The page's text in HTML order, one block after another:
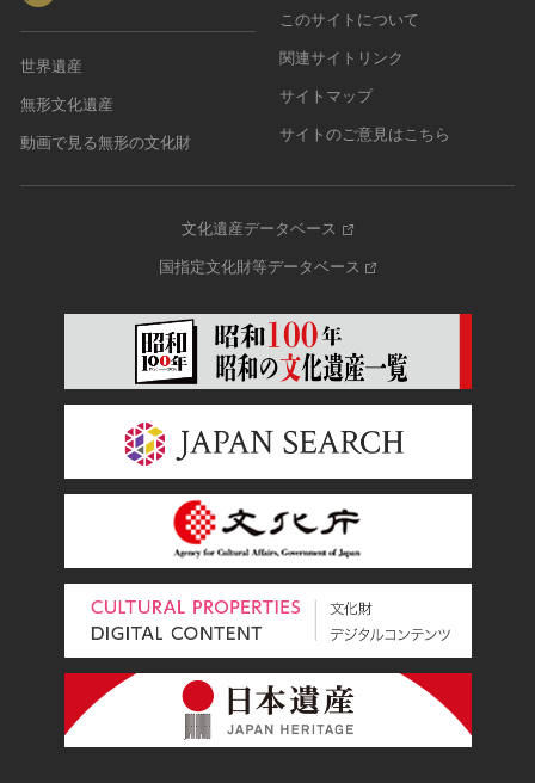
世界遺産
無形文化遺産
動画で見る無形の文化財
このサイトについて
関連サイトリンク
サイトマップ
サイトのご意見はこちら
文化遺産データベース
国指定文化財等データベース